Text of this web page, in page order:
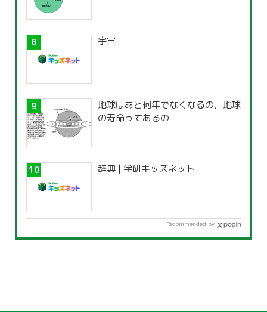
宇宙
地球はあと何年でなくなるの，地球
の寿命ってあるの
辞典 | 学研キッズネット
Recommended by